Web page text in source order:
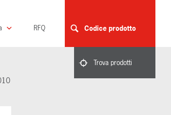
RFQ Codice prodotto
Trova prodotti